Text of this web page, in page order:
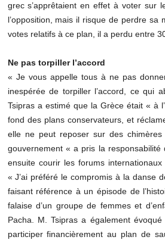
grec s’apprêtaient en effet à voter sur
l’opposition, mais il risque de perdre
votes relatifs à ce plan, il a perdu entre
Ne pas torpiller l’accord
« Je vous appelle tous à ne pas
inespérée de torpiller l’accord, ce qui
Tsipras a estimé que la Grèce était « à
fond des plans conservateurs, et
elle ne peut reposer sur des
gouvernement « a pris la
ensuite courir les forums
« J’ai préféré le compromis à la danse
faisant référence à un épisode de
falaise d’un groupe de femmes et
Pacha. M. Tsipras a également
participer financièrement au plan de